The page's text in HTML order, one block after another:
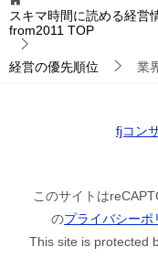
スキマ時間に読める経営
from2011 TOP
経営の優先順位 業
fjコン
このサイトは
のプライバシーポ
This site is protected